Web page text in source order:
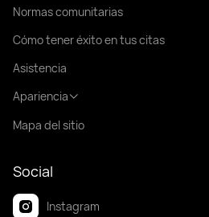
Normas comunitarias
Cómo tener éxito en tus citas
Asistencia
Apariencia
Mapa del sitio
Social
Instagram